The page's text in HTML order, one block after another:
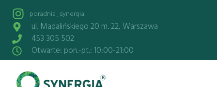
poradnia_synergia
ul. Madalińskiego 20 m. 22, Warszawa
453 305 502
Otwarte: pon.-pt.: 10:00-21:00